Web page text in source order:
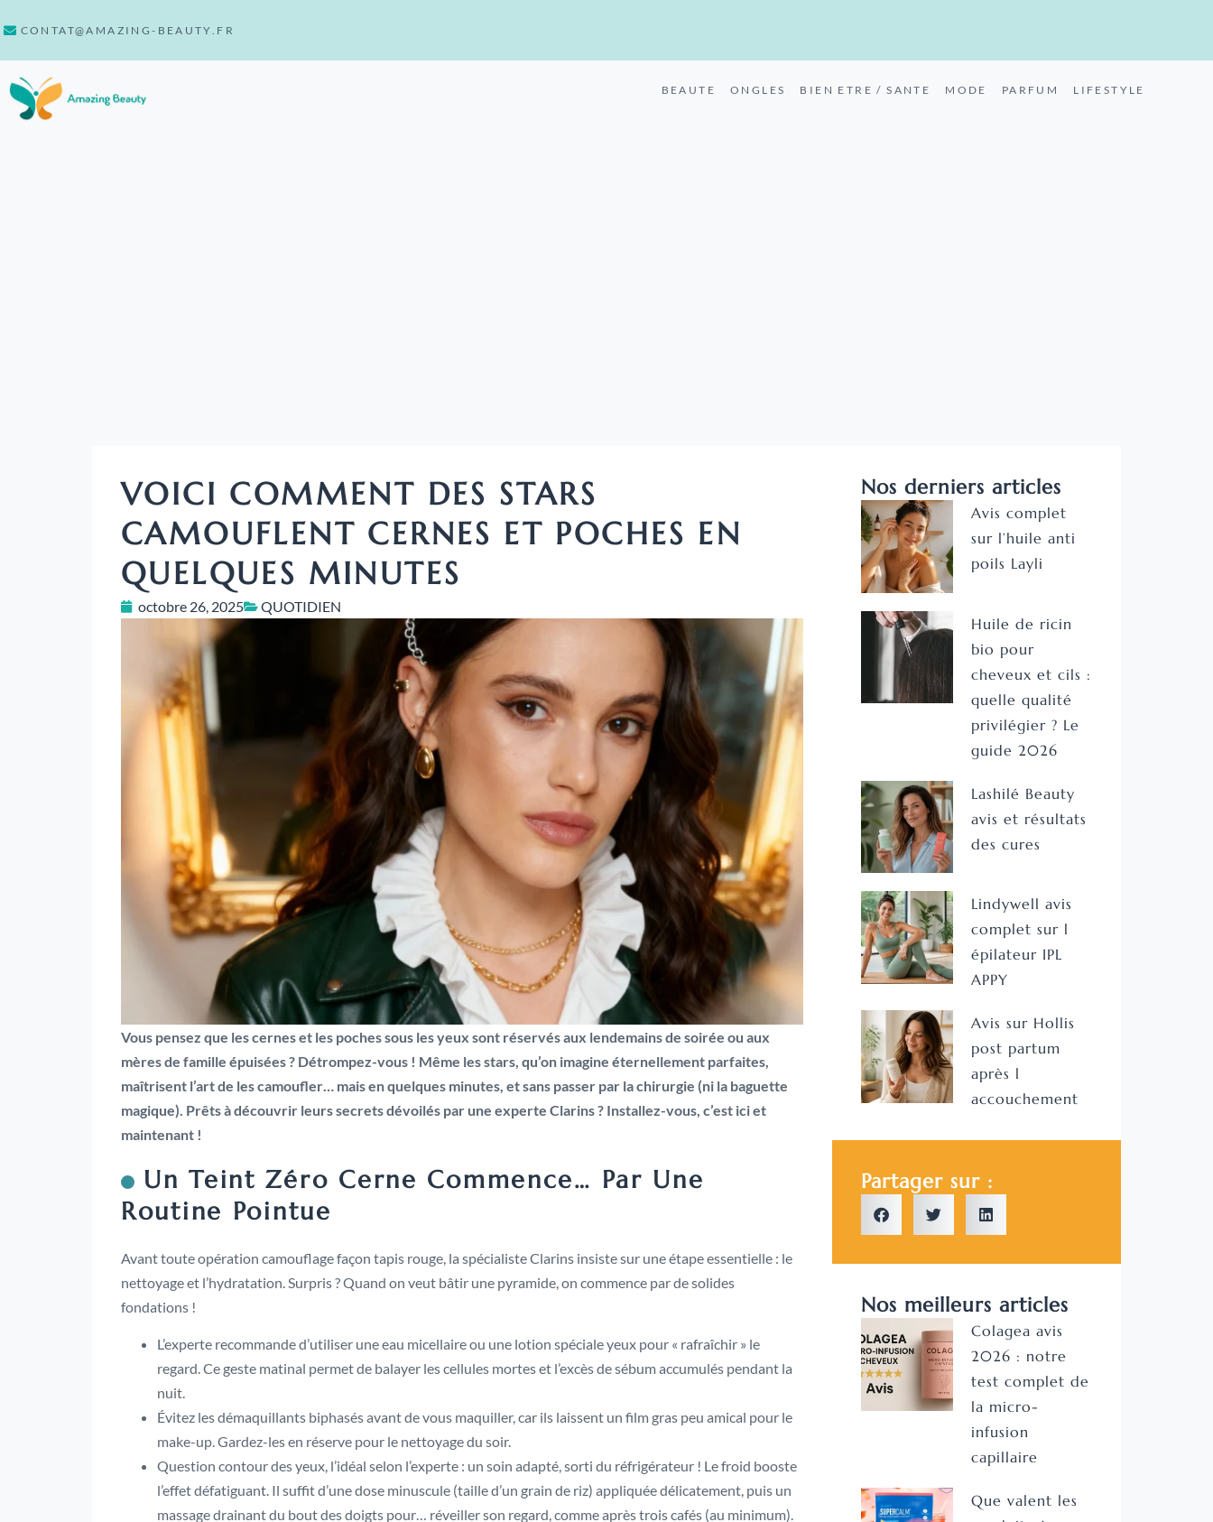
CONTAT@AMAZING-BEAUTY.FR
BEAUTE ONGLES BIEN ETRE / SANTE MODE PARFUM LIFESTYLE
VOICI COMMENT DES STARS
CAMOUFLENT CERNES ET POCHES EN
QUELQUES MINUTES
octobre 26, 2025 QUOTIDIEN
Vous pensez que les cernes et les poches sous les yeux sont réservés aux lendemains de soirée ou aux
mères de famille épuisées ? Détrompez-vous ! Même les stars, qu’on imagine éternellement parfaites,
maîtrisent l’art de les camoufler… mais en quelques minutes, et sans passer par la chirurgie (ni la baguette
magique). Prêts à découvrir leurs secrets dévoilés par une experte Clarins ? Installez-vous, c’est ici et
maintenant !
Un Teint Zéro Cerne Commence… Par Une
Routine Pointue
Avant toute opération camouflage façon tapis rouge, la spécialiste Clarins insiste sur une étape essentielle : le
nettoyage et l’hydratation. Surpris ? Quand on veut bâtir une pyramide, on commence par de solides
fondations !
L’experte recommande d’utiliser une eau micellaire ou une lotion spéciale yeux pour « rafraîchir » le
regard. Ce geste matinal permet de balayer les cellules mortes et l’excès de sébum accumulés pendant la
nuit.
Évitez les démaquillants biphasés avant de vous maquiller, car ils laissent un film gras peu amical pour le
make-up. Gardez-les en réserve pour le nettoyage du soir.
Question contour des yeux, l’idéal selon l’experte : un soin adapté, sorti du réfrigérateur ! Le froid booste
l’effet défatiguant. Il suffit d’une dose minuscule (taille d’un grain de riz) appliquée délicatement, puis un
massage drainant du bout des doigts pour… réveiller son regard, comme après trois cafés (au minimum).
Nos derniers articles
Avis complet
sur l’huile anti
poils Layli
Huile de ricin
bio pour
cheveux et cils :
quelle qualité
privilégier ? Le
guide 2026
Lashilé Beauty
avis et résultats
des cures
Lindywell avis
complet sur l
épilateur IPL
APPY
Avis sur Hollis
post partum
après l
accouchement
Partager sur :
Nos meilleurs articles
Colagea avis
2026 : notre
test complet de
la micro-
infusion
capillaire
Que valent les